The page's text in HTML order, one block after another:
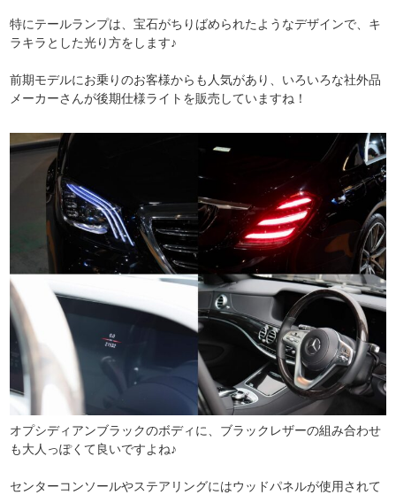
特にテールランプは、宝石がちりばめられたようなデザインで、キ
ラキラとした光り方をします♪
前期モデルにお乗りのお客様からも人気があり、いろいろな社外品
メーカーさんが後期仕様ライトを販売していますね！
オプシディアンブラックのボディに、ブラックレザーの組み合わせ
も大人っぽくて良いですよね♪
センターコンソールやステアリングにはウッドパネルが使用されて